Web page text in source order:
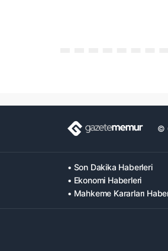
©
• Son Dakika Haberleri
• Ekonomi Haberleri
• Mahkeme Kararları